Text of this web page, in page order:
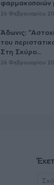
φαρμακοποιών
26 Φεβρουαρίου
Άδωνις:
του
Στη Σκύρο...
26 Φεβρουαρίου